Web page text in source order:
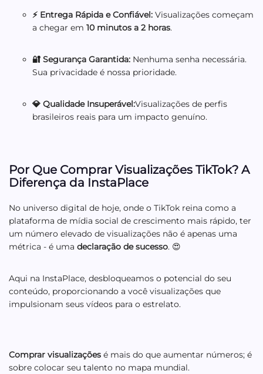
⚡ Entrega Rápida e Confiável: Visualizações começam
a chegar em 10 minutos a 2 horas.
🔐 Segurança Garantida: Nenhuma senha necessária.
Sua privacidade é nossa prioridade.
💎 Qualidade Insuperável:Visualizações de perfis
brasileiros reais para um impacto genuíno.
Por Que Comprar Visualizações TikTok? A
Diferença da InstaPlace
No universo digital de hoje, onde o TikTok reina como a
plataforma de mídia social de crescimento mais rápido, ter
um número elevado de visualizações não é apenas uma
métrica - é uma declaração de sucesso. 😍
Aqui na InstaPlace, desbloqueamos o potencial do seu
conteúdo, proporcionando a você visualizações que
impulsionam seus vídeos para o estrelato.
Comprar visualizações é mais do que aumentar números; é
sobre colocar seu talento no mapa mundial.